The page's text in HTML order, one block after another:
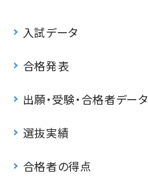
入試データ
合格発表
出願・受験・合格者データ
選抜実績
合格者の得点